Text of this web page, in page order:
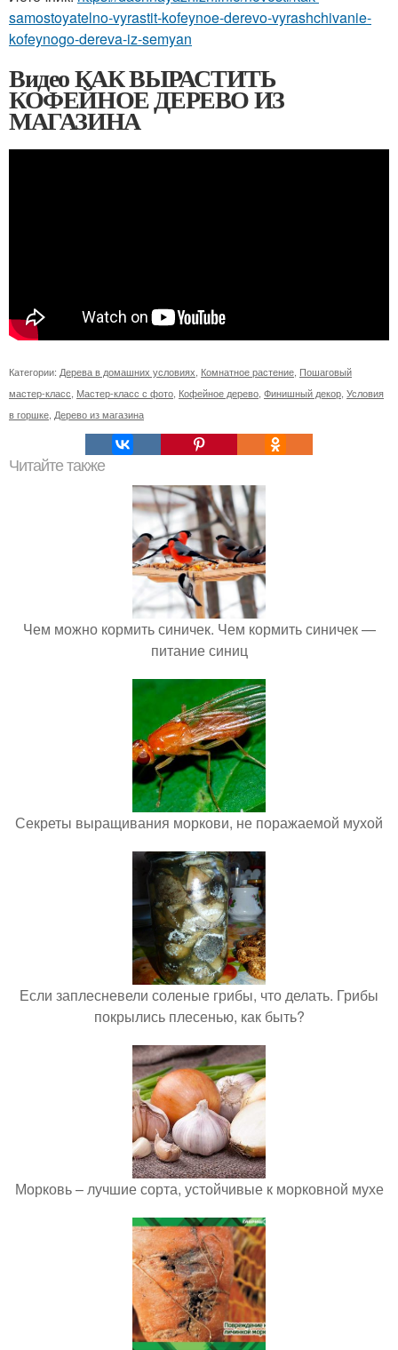
samostoyatelno-vyrastit-kofeynoe-derevo-vyrashchivanie-
kofeynogo-dereva-iz-semyan
Видео КАК ВЫРАСТИТЬ
КОФЕЙНОЕ ДЕРЕВО ИЗ
МАГАЗИНА
Категории: Дерева в домашних условиях, Комнатное растение, Пошаговый
мастер-класс, Мастер-класс с фото, Кофейное дерево, Финишный декор, Условия
в горшке, Дерево из магазина
Читайте также
Чем можно кормить синичек. Чем кормить синичек —
питание синиц
Секреты выращивания моркови, не поражаемой мухой
Если заплесневели соленые грибы, что делать. Грибы
покрылись плесенью, как быть?
Морковь – лучшие сорта, устойчивые к морковной мухе